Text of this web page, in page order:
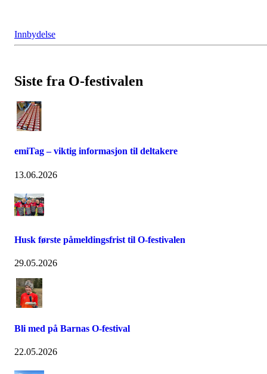
Innbydelse
Siste fra O-festivalen
emiTag – viktig informasjon til deltakere
13.06.2026
Husk første påmeldingsfrist til O-festivalen
29.05.2026
Bli med på Barnas O-festival
22.05.2026